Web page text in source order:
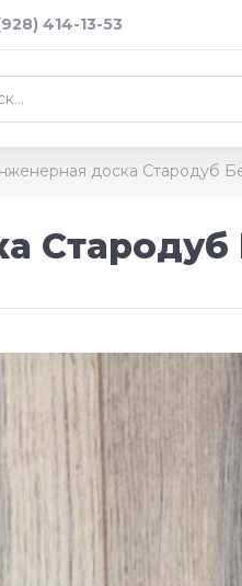
414-13-53
доска Стародуб